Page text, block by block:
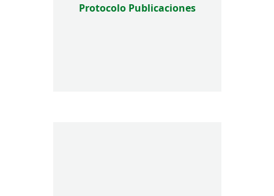
Protocolo Publicaciones